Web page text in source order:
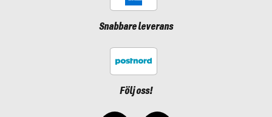
Snabbare leverans
Följ oss!